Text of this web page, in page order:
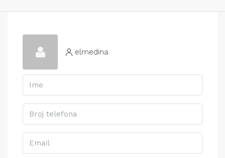
elmedina